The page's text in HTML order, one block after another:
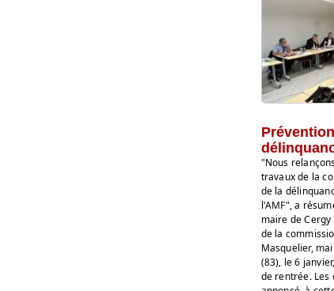
"Nous
travaux de la
de la
l'AMF", a
maire de
de la
Masquelier,
(83), le 6
de rentrée. Les